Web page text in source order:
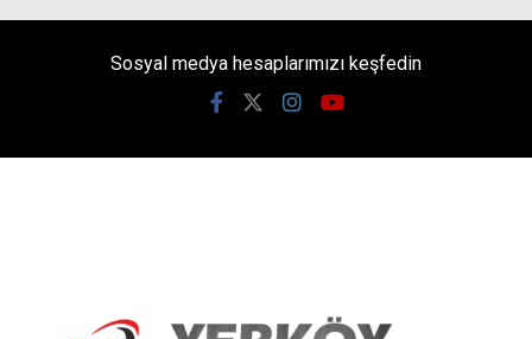
Sosyal medya hesaplarımızı keşfedin